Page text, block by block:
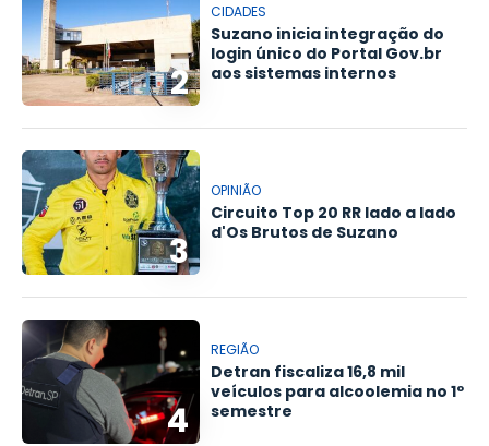
2
CIDADES
Suzano inicia integração do
login único do Portal Gov.br
aos sistemas internos
3
OPINIÃO
Circuito Top 20 RR lado a lado
d'Os Brutos de Suzano
4
REGIÃO
Detran fiscaliza 16,8 mil
veículos para alcoolemia no 1º
semestre